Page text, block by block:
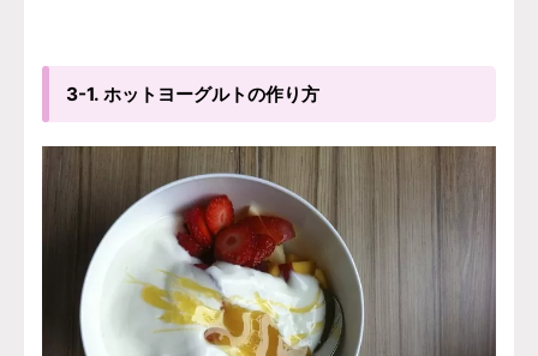
3-1. ホットヨーグルトの作り方